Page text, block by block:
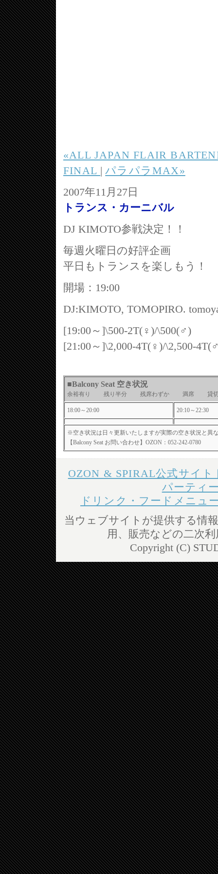
«ALL JAPAN FLAIR
FINAL |パラパラMAX»
2007年11月27日
トランス・カーニバル
DJ KIMOTO参戦決定！！
毎週火曜日の好評企画
平日もトランスを楽しもう！
開場：19:00
DJ:KIMOTO, TOMOPIRO.
[19:00～]\500-2T(♀)/\500(♂)
[21:00～]\2,000-4T(♀)/\2,500-
■Balcony Seat 空き状況
余裕有り 残り半分 残席わずか 満席
18:00～20:00 20:10～22:30
※空き状況は日々更新いたしますが実際の空き状況と異
【Balcony Seat お問い合わせ】OZON：052-242-0780
OZON & SPIRAL公式サイト
パーティ
ドリンク・フードメニュ
当ウェブサイトが提供する情
用、販売などの二次
Copyright (C)